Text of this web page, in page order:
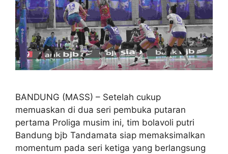
BANDUNG (MASS) – Setelah cukup
memuaskan di dua seri pembuka putaran
pertama Proliga musim ini, tim bolavoli putri
Bandung bjb Tandamata siap memaksimalkan
momentum pada seri ketiga yang berlangsung